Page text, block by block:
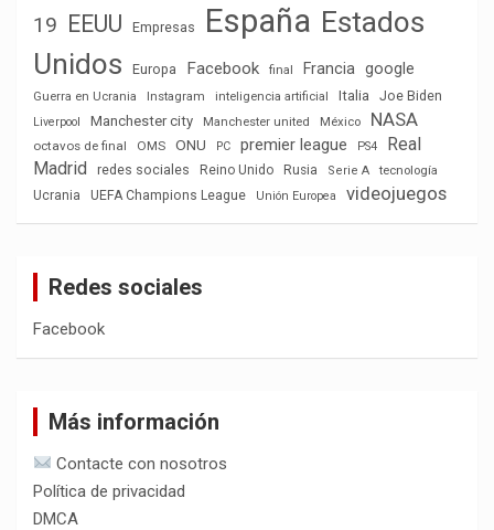
19 EEUU Empresas España Estados
Unidos
Europa Facebook final Francia google
Guerra en Ucrania Instagram inteligencia artificial Italia Joe Biden
Liverpool Manchester city Manchester united México NASA
octavos de final OMS ONU PC premier league PS4
Real
Madrid
redes sociales Reino Unido Rusia Serie A
tecnología
Ucrania
UEFA Champions League Unión Europea videojuegos
Redes sociales
Facebook
Más información
Contacte con nosotros
Política de privacidad
DMCA